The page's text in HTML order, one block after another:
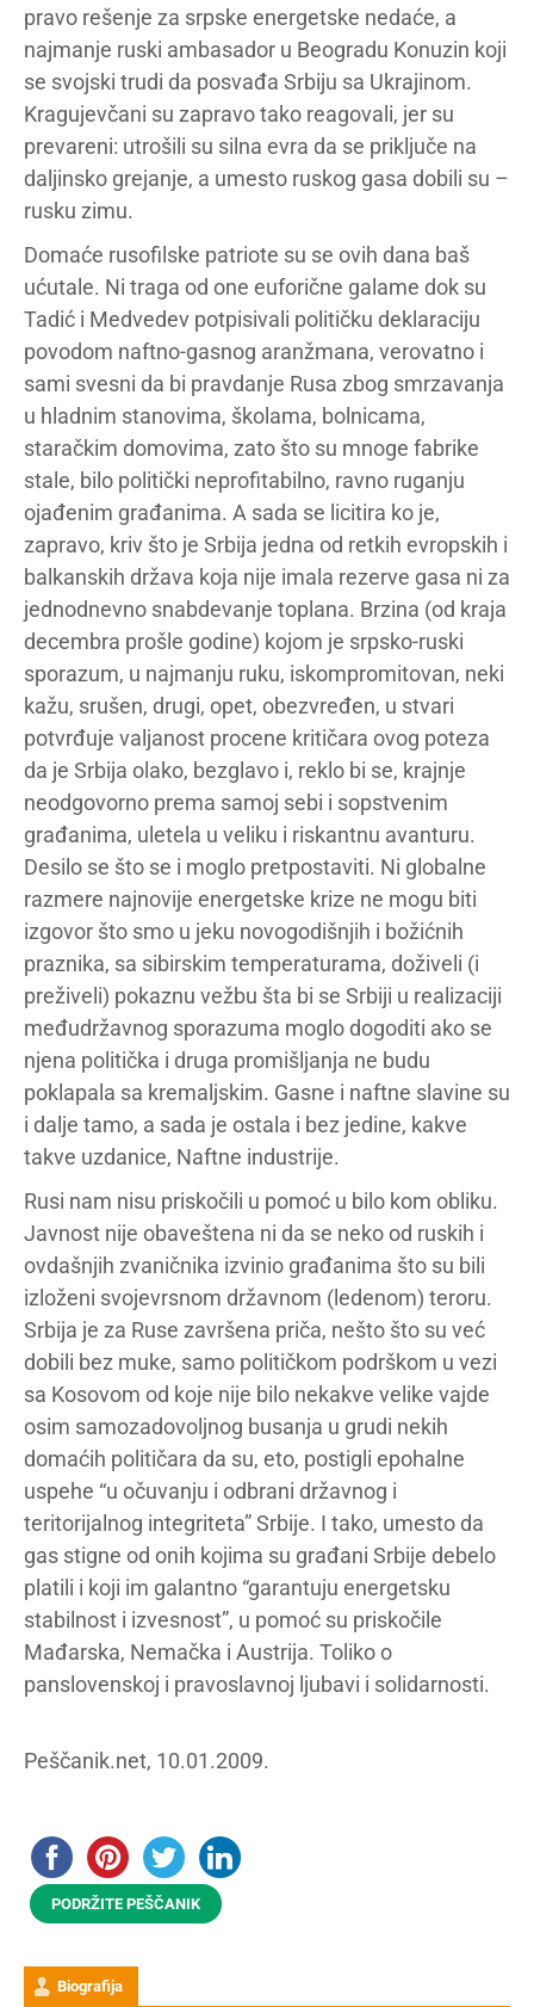
pravo rešenje za srpske energetske nedaće, a
najmanje ruski ambasador u Beogradu Konuzin koji
se svojski trudi da posvađa Srbiju sa Ukrajinom.
Kragujevčani su zapravo tako reagovali, jer su
prevareni: utrošili su silna evra da se priključe na
daljinsko grejanje, a umesto ruskog gasa dobili su –
rusku zimu.
Domaće rusofilske patriote su se ovih dana baš
ućutale. Ni traga od one euforične galame dok su
Tadić i Medvedev potpisivali političku deklaraciju
povodom naftno-gasnog aranžmana, verovatno i
sami svesni da bi pravdanje Rusa zbog smrzavanja
u hladnim stanovima, školama, bolnicama,
staračkim domovima, zato što su mnoge fabrike
stale, bilo politički neprofitabilno, ravno ruganju
ojađenim građanima. A sada se licitira ko je,
zapravo, kriv što je Srbija jedna od retkih evropskih i
balkanskih država koja nije imala rezerve gasa ni za
jednodnevno snabdevanje toplana. Brzina (od kraja
decembra prošle godine) kojom je srpsko-ruski
sporazum, u najmanju ruku, iskompromitovan, neki
kažu, srušen, drugi, opet, obezvređen, u stvari
potvrđuje valjanost procene kritičara ovog poteza
da je Srbija olako, bezglavo i, reklo bi se, krajnje
neodgovorno prema samoj sebi i sopstvenim
građanima, uletela u veliku i riskantnu avanturu.
Desilo se što se i moglo pretpostaviti. Ni globalne
razmere najnovije energetske krize ne mogu biti
izgovor što smo u jeku novogodišnjih i božićnih
praznika, sa sibirskim temperaturama, doživeli (i
preživeli) pokaznu vežbu šta bi se Srbiji u realizaciji
međudržavnog sporazuma moglo dogoditi ako se
njena politička i druga promišljanja ne budu
poklapala sa kremaljskim. Gasne i naftne slavine su
i dalje tamo, a sada je ostala i bez jedine, kakve
takve uzdanice, Naftne industrije.
Rusi nam nisu priskočili u pomoć u bilo kom obliku.
Javnost nije obaveštena ni da se neko od ruskih i
ovdašnjih zvaničnika izvinio građanima što su bili
izloženi svojevrsnom državnom (ledenom) teroru.
Srbija je za Ruse završena priča, nešto što su već
dobili bez muke, samo političkom podrškom u vezi
sa Kosovom od koje nije bilo nekakve velike vajde
osim samozadovoljnog busanja u grudi nekih
domaćih političara da su, eto, postigli epohalne
uspehe “u očuvanju i odbrani državnog i
teritorijalnog integriteta” Srbije. I tako, umesto da
gas stigne od onih kojima su građani Srbije debelo
platili i koji im galantno “garantuju energetsku
stabilnost i izvesnost”, u pomoć su priskočile
Mađarska, Nemačka i Austrija. Toliko o
panslovenskoj i pravoslavnoj ljubavi i solidarnosti.
Peščanik.net, 10.01.2009.
PODRŽITE PEŠČANIK
Biografija